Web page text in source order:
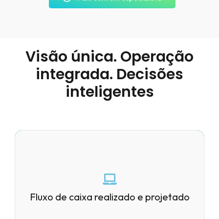
Visão única. Operação
integrada. Decisões
inteligentes
Fluxo de caixa realizado e projetado
Previsibilidade real do caixa, baseada
em dados bancários e transacionais.